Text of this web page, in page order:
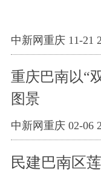
中新网重庆 11-21
重庆巴南以“
图景
中新网重庆 02-06
民建巴南区